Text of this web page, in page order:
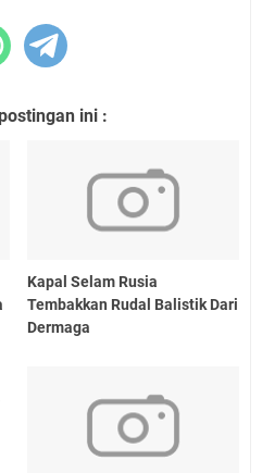
ini :
Kapal Selam Rusia
Tembakkan Rudal Balistik Dari
Dermaga